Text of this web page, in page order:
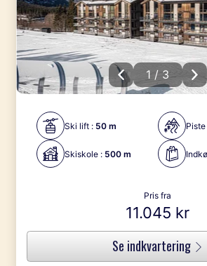
1 / 3
Ski lift : 50 m Piste
Skiskole : 500 m
Pris fra
11.045 kr
Se indkvartering